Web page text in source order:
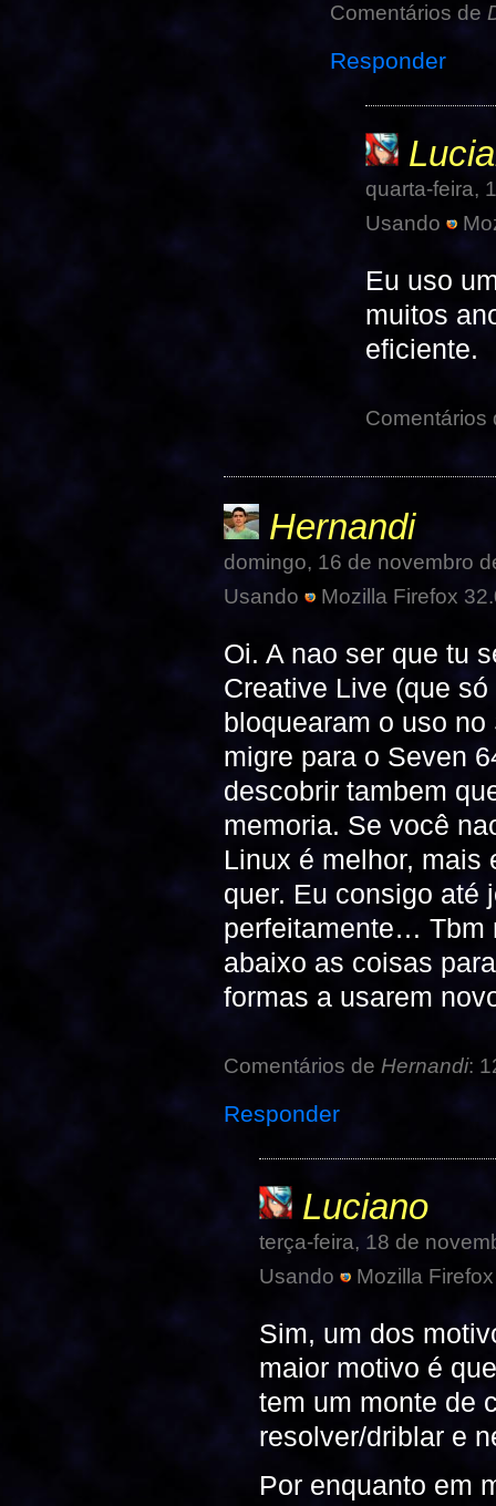
Comentários de
Responder
quarta-feira,
Usando
Eu uso
muitos
eficiente.
Hernandi
domingo, 16 de novembro
Usando
Mozilla Firefox
Oi. A nao ser que tu
Creative Live (que
bloquearam o uso
migre para o Seven
descobrir tambem
memoria. Se você
Linux é melhor, mais
quer. Eu consigo até
perfeitamente… Tbm
abaixo as coisas
formas a usarem
Comentários de Hernandi:
Responder
Luciano
terça-feira, 18 de
Usando
Mozilla
Sim, um dos
maior motivo é
tem um monte de
resolver/driblar e
Por enquanto em